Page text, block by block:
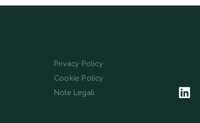
Privacy Policy
Cookie Policy
Note Legali